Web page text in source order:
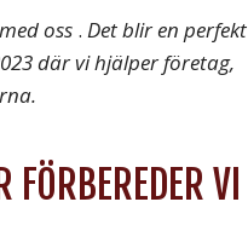
oss . Det blir en perfekt
där vi hjälper företag,
VI